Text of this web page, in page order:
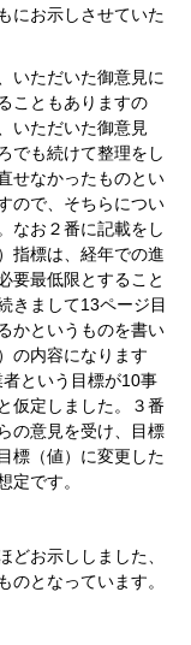
にお示しさせていた
いただいた御意見に
こともありますの
いただいた御意見
でも続けて整理をし
せなかったものとい
ので、そちらについ
なお２番に記載をし
指標は、経年での進
要最低限とすること
きまして13ページ目
かというものを書い
の内容になります
という目標が10事
仮定しました。３番
の意見を受け、目標
標（値）に変更した
定です。
どお示ししました、
のとなっています。